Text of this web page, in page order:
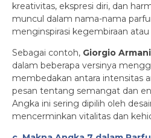
kreativitas, ekspresi diri, dan
muncul dalam nama-nama
menginspirasi kegembiraan atau
Sebagai contoh, Giorgio
dalam beberapa versinya
membedakan antara intensitas
pesan tentang semangat dan
Angka ini sering dipilih oleh
mencerminkan vitalitas dan